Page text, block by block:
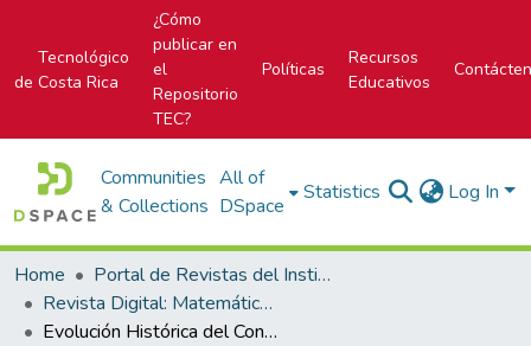
Tecnológico
de Costa Rica
¿Cómo
publicar en
el
Repositorio
TEC?
Políticas
Recursos
Educativos
Communities
& Collections
All of
DSpace
Statistics Log In
Home
Portal de Revistas del Instituto Tecnológico de Costa Rica
Revista Digital: Matemática, Educación e Internet
Evolución Histórica del Concepto de Matriz